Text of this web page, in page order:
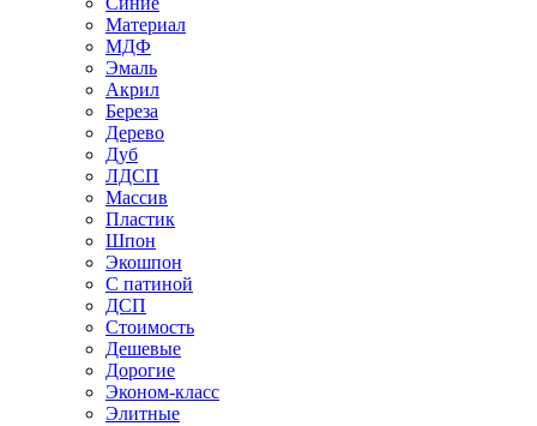
Материал
МДФ
Эмаль
Акрил
Береза
Дерево
Дуб
ЛДСП
Массив
Пластик
Шпон
Экошпон
С патиной
ДСП
Стоимость
Дешевые
Дорогие
Эконом-класс
Элитные